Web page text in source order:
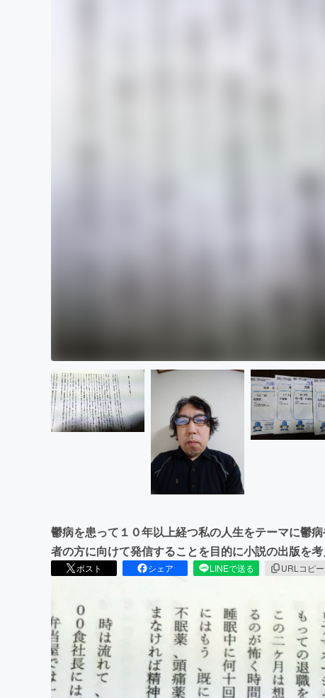
鬱病を患って１０年以上経つ私の人生をテーマに鬱
者の方に向けて発信することを目的に小説の出版を考
ポスト シェア LINEで送る URLコピー